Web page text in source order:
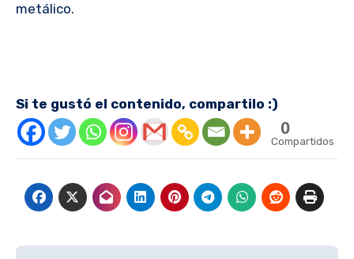
metálico.
Si te gustó el contenido, compartilo :)
0
Compartidos